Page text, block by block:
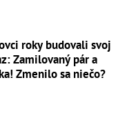
roky budovali svoj
Zamilovaný pár a
Zmenilo sa niečo?